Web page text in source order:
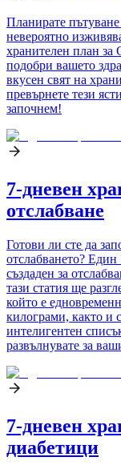
Планирате
невероятно
хранителен план за
подобри вашето
вкусен свят на
превърнете тези
започнем!
7-дневен
отслабване
Готови ли сте да
отслабването?
създаден за
тази статия ще
който е
килограми, както и
интелигентен
развълнувате за
7-дневен
диабетици